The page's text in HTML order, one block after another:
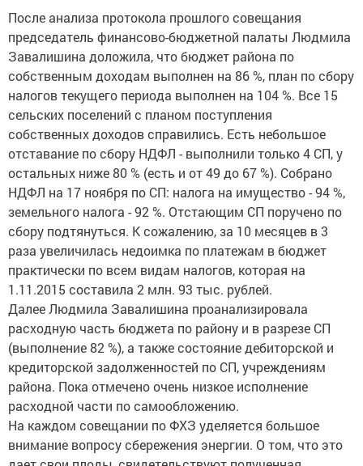
После анализа протокола прошлого совещания
председатель финансово-бюджетной палаты Людмила
Завалишина доложила, что бюджет района по
собственным доходам выполнен на 86 %, план по сбору
налогов текущего периода выполнен на 104 %. Все 15
сельских поселений с планом поступления
собственных доходов справились. Есть небольшое
отставание по сбору НДФЛ - выполнили только 4 СП, у
остальных ниже 80 % (есть и от 49 до 67 %). Собрано
НДФЛ на 17 ноября по СП: налога на имущество - 94 %,
земельного налога - 92 %. Отстающим СП поручено по
сбору подтянуться. К сожалению, за 10 месяцев в 3
раза увеличилась недоимка по платежам в бюджет
практически по всем видам налогов, которая на
1.11.2015 составила 2 млн. 93 тыс. рублей.
Далее Людмила Завалишина проанализировала
расходную часть бюджета по району и в разрезе СП
(выполнение 82 %), а также состояние дебиторской и
кредиторской задолженностей по СП, учреждениям
района. Пока отмечено очень низкое исполнение
расходной части по самообложению.
На каждом совещании по ФХЗ уделяется большое
внимание вопросу сбережения энергии. О том, что это